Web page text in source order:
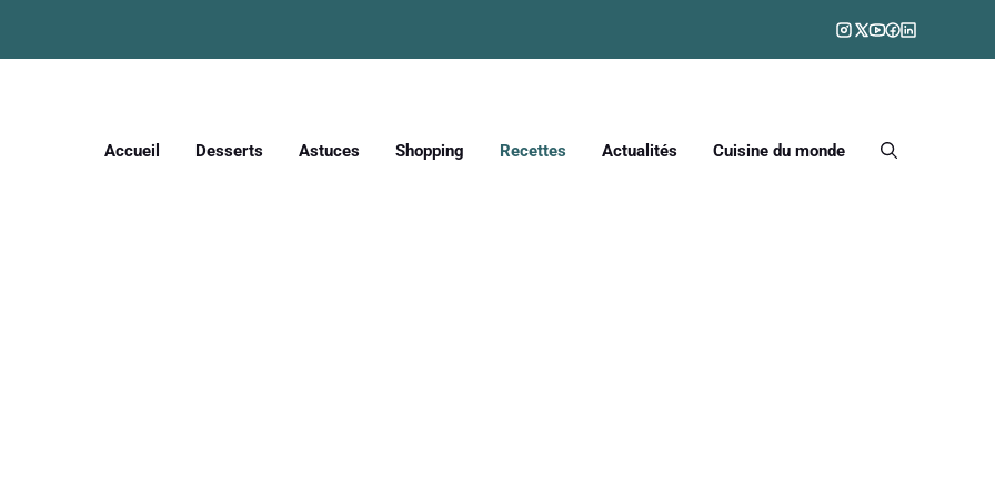
Accueil Desserts Astuces Shopping Recettes Actualités Cuisine du monde